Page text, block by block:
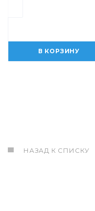
В КОРЗИНУ
НАЗАД К СПИСКУ